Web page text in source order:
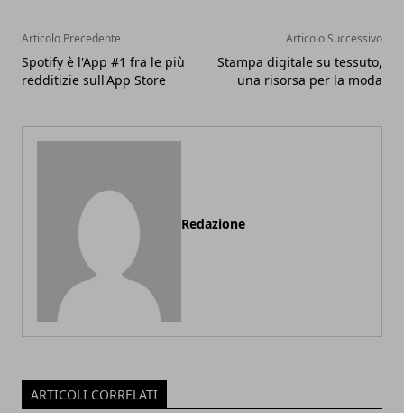
Articolo Precedente
Spotify è l'App #1 fra le più
redditizie sull'App Store
Articolo Successivo
Stampa digitale su tessuto,
una risorsa per la moda
Redazione
ARTICOLI CORRELATI